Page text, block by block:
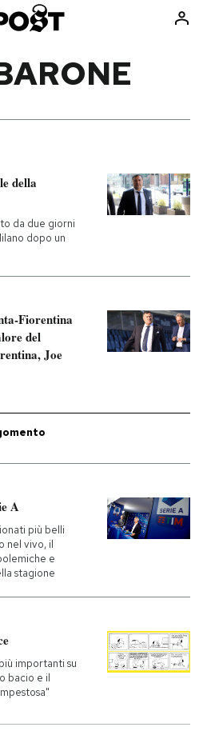
Consumismi
Ok Boomer!
Mondiali calcio 2026
della
da due giorni
dopo un
Fiorentina
del
Joe
A
più belli
nel vivo, il
e
stagione
importanti su
bacio e il